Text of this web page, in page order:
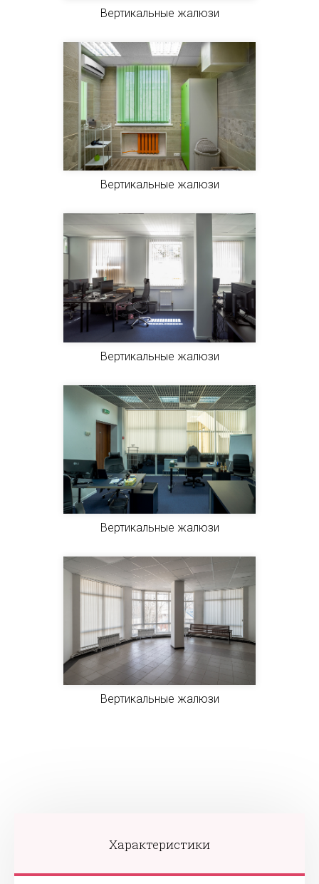
Вертикальные жалюзи
Вертикальные жалюзи
Вертикальные жалюзи
Вертикальные жалюзи
Вертикальные жалюзи
Характеристики